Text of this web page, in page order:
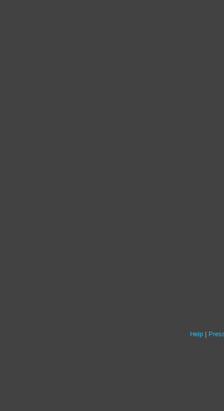
Help